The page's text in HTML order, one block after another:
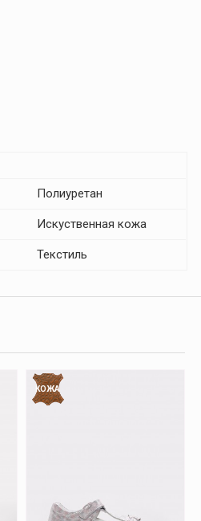
Полиуретан
Искуственная кожа
Текстиль
КОЖА